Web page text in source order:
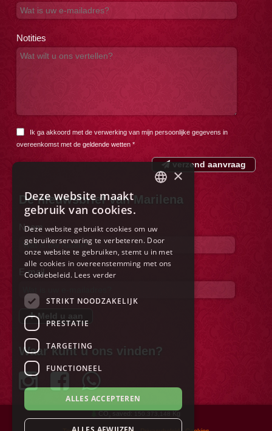
Notities
Ik ga akkoord met de verwerking van mijn persoonlijke gegevens in
overeenkomst met de geldende wetten*
verzend aanvraag
De nieuwsbrief van Marilena
Naam
E-mail
Meld u aan
Waar kunt u ons vinden?
CO saved: 150.373,148
ITALIAN
FRENCH
GERMAN
×
Deze website maakt
gebruik van cookies.
Deze website gebruikt cookies om uw
gebruikerservaring te verbeteren. Door
onze website te gebruiken, stemt u in met
alle cookies in overeenstemming met ons
Cookiebeleid. Lees verder
STRIKT NOODZAKELIJK
PRESTATIE
TARGETING
FUNCTIONEEL
ALLES ACCEPTEREN